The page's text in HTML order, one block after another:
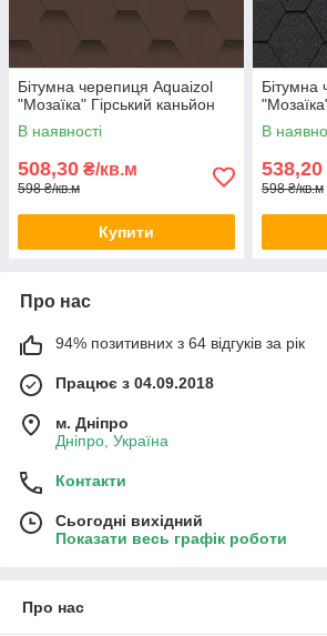
Бітумна черепиця Aquaizol
"Мозаїка" Гірський каньйон
В наявності
508,30 ₴/кв.м
598 ₴/кв.м
Купити
Бітумна
В
538,20
598 ₴/кв.м
Про нас
94% позитивних з 64 відгуків за рік
Працює з 04.09.2018
м. Дніпро
Дніпро, Україна
Контакти
Сьогодні вихідний
Показати весь графік роботи
Про нас